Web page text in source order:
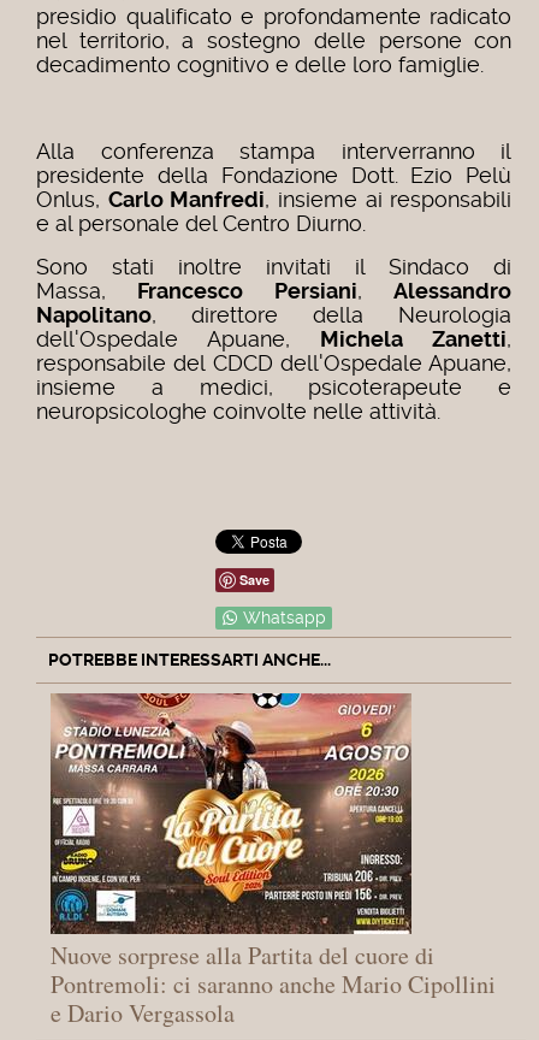
presidio qualificato e profondamente radicato
nel territorio, a sostegno delle persone con
decadimento cognitivo e delle loro famiglie.
Alla conferenza stampa interverranno il
presidente della Fondazione Dott. Ezio Pelù
Onlus, Carlo Manfredi, insieme ai responsabili
e al personale del Centro Diurno.
Sono stati inoltre invitati il Sindaco di
Massa, Francesco Persiani,Alessandro
Napolitano, direttore della Neurologia
dell'Ospedale Apuane, Michela Zanetti,
responsabile del CDCD dell'Ospedale Apuane,
insieme a medici, psicoterapeute e
neuropsicologhe coinvolte nelle attività.
Save
Whatsapp
POTREBBE INTERESSARTI ANCHE...
Nuove sorprese alla Partita del cuore di
Pontremoli: ci saranno anche Mario Cipollini
e Dario Vergassola